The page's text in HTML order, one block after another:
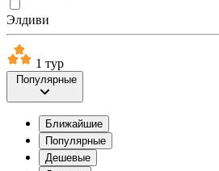
Элдиви
1 тур
Популярные
Ближайшие
Популярные
Дешевые